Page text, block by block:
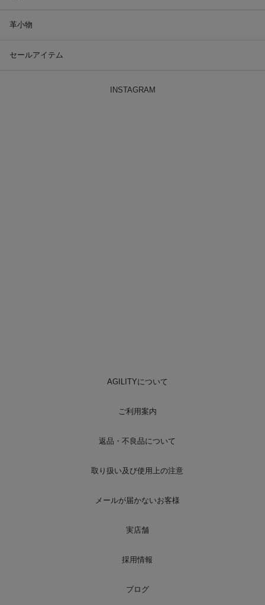
革小物
セールアイテム
INSTAGRAM
AGILITYについて
ご利用案内
返品・不良品について
取り扱い及び使用上の注意
メールが届かないお客様
実店舗
採用情報
ブログ